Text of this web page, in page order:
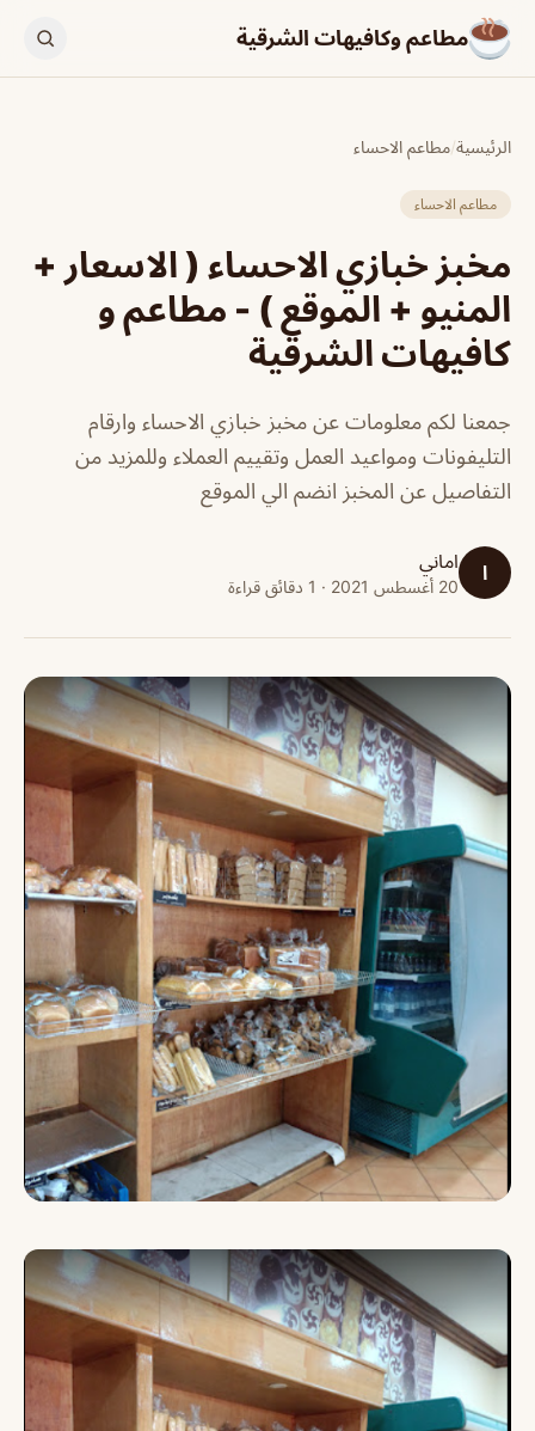
مطاعم وكافيهات الشرقية
الرئيسية/مطاعم الاحساء
مطاعم الاحساء
مخبز خبازي الاحساء ( الاسعار +
المنيو + الموقع ) - مطاعم و
كافيهات الشرقية
جمعنا لكم معلومات عن مخبز خبازي الاحساء وارقام
التليفونات ومواعيد العمل وتقييم العملاء وللمزيد من
التفاصيل عن المخبز انضم الي الموقع
ا اماني
20 أغسطس 2021 · 1 دقائق قراءة